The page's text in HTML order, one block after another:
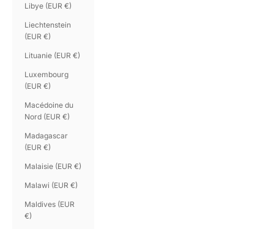
Libye (EUR €)
Liechtenstein
(EUR €)
Lituanie (EUR €)
Luxembourg
(EUR €)
Macédoine du
Nord (EUR €)
Madagascar
(EUR €)
Malaisie (EUR €)
Malawi (EUR €)
Maldives (EUR
€)